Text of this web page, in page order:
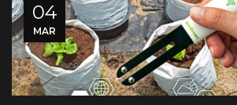
04
MAR